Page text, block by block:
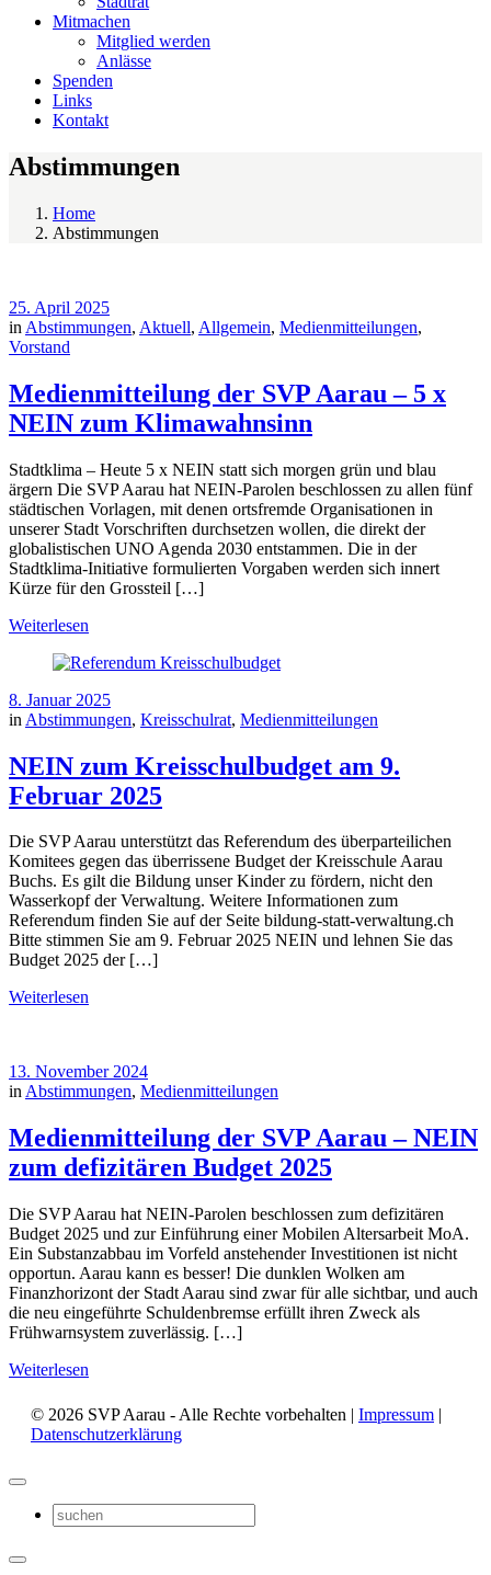
Mitmachen
Mitglied werden
Anlässe
Spenden
Links
Kontakt
Abstimmungen
Home
Abstimmungen
25. April 2025
in Abstimmungen, Aktuell, Allgemein, Medienmitteilungen,
Vorstand
Medienmitteilung der SVP Aarau – 5 x
NEIN zum Klimawahnsinn
Stadtklima – Heute 5 x NEIN statt sich morgen grün und blau
ärgern Die SVP Aarau hat NEIN-Parolen beschlossen zu allen fünf
städtischen Vorlagen, mit denen ortsfremde Organisationen in
unserer Stadt Vorschriften durchsetzen wollen, die direkt der
globalistischen UNO Agenda 2030 entstammen. Die in der
Stadtklima-Initiative formulierten Vorgaben werden sich innert
Kürze für den Grossteil […]
Weiterlesen
8. Januar 2025
in Abstimmungen, Kreisschulrat, Medienmitteilungen
NEIN zum Kreisschulbudget am 9.
Februar 2025
Die SVP Aarau unterstützt das Referendum des überparteilichen
Komitees gegen das überrissene Budget der Kreisschule Aarau
Buchs. Es gilt die Bildung unser Kinder zu fördern, nicht den
Wasserkopf der Verwaltung. Weitere Informationen zum
Referendum finden Sie auf der Seite bildung-statt-verwaltung.ch
Bitte stimmen Sie am 9. Februar 2025 NEIN und lehnen Sie das
Budget 2025 der […]
Weiterlesen
13. November 2024
inAbstimmungen, Medienmitteilungen
Medienmitteilung der SVP Aarau – NEIN
zum defizitären Budget 2025
Die SVP Aarau hat NEIN-Parolen beschlossen zum defizitären
Budget 2025 und zur Einführung einer Mobilen Altersarbeit MoA.
Ein Substanzabbau im Vorfeld anstehender Investitionen ist nicht
opportun. Aarau kann es besser! Die dunklen Wolken am
Finanzhorizont der Stadt Aarau sind zwar für alle sichtbar, und auch
die neu eingeführte Schuldenbremse erfüllt ihren Zweck als
Frühwarnsystem zuverlässig. […]
Weiterlesen
© 2026 SVP Aarau - Alle Rechte vorbehalten | Impressum |
Datenschutzerklärung